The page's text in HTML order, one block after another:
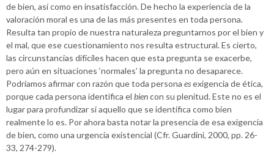
de bien, así como en insatisfacción. De hecho la experiencia de la
valoración moral es una de las más presentes en toda persona.
Resulta tan propio de nuestra naturaleza preguntarnos por el bien y
el mal, que ese cuestionamiento nos resulta estructural. Es cierto,
las circunstancias difíciles hacen que esta pregunta se exacerbe,
pero aún en situaciones ‘normales’ la pregunta no desaparece.
Podríamos afirmar con razón que toda persona esexigencia de ética,
porque cada persona identifica el biencon su plenitud. Este no es el
lugar para profundizar si aquello que se identifica como bien
realmente lo es. Por ahora basta notar la presencia de esa exigencia
de bien, como una urgencia existencial (Cfr. Guardini, 2000, pp. 26-
33, 274-279).